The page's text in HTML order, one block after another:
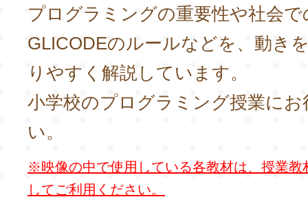
プログラミングの重要性や社会で
GLICODEのルールなどを、動き
りやすく解説しています。
小学校のプログラミング授業に
い。
※映像の中で使用している各教材は、授業教
してご利用ください。